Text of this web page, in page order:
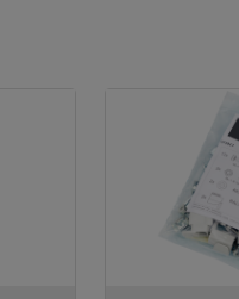
¿Le
gust
aría
ser